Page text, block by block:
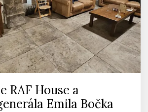
RAF House a
Emila Bočka